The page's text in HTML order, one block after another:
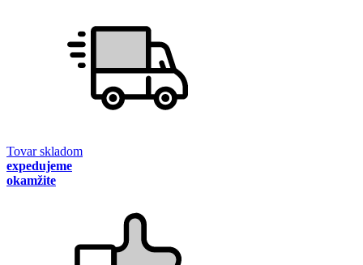
Tovar skladom
expedujeme
okamžite